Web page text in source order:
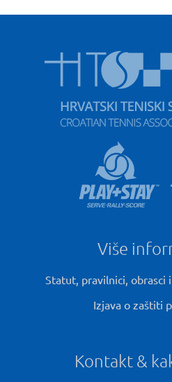
Više
Statut, pravilnici, obrasci
Izjava o zaštiti
Kontakt &